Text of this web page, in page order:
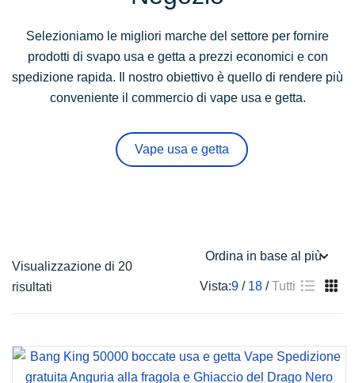
Selezioniamo le migliori marche del settore per fornire
prodotti di svapo usa e getta a prezzi economici e con
spedizione rapida. Il nostro obiettivo è quello di rendere più
conveniente il commercio di vape usa e getta.
Vape usa e getta
Visualizzazione di 20
risultati
al
Vista:9 18 Tutti